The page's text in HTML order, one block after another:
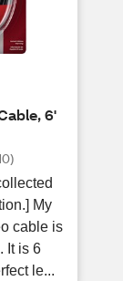
6'
)
My
cable is
It is 6
le...